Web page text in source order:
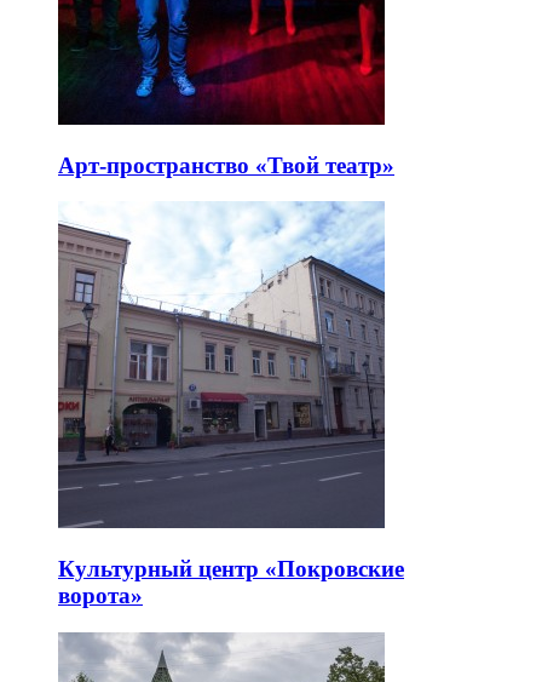
Арт-пространство «Твой театр»
Культурный центр «Покровские
ворота»